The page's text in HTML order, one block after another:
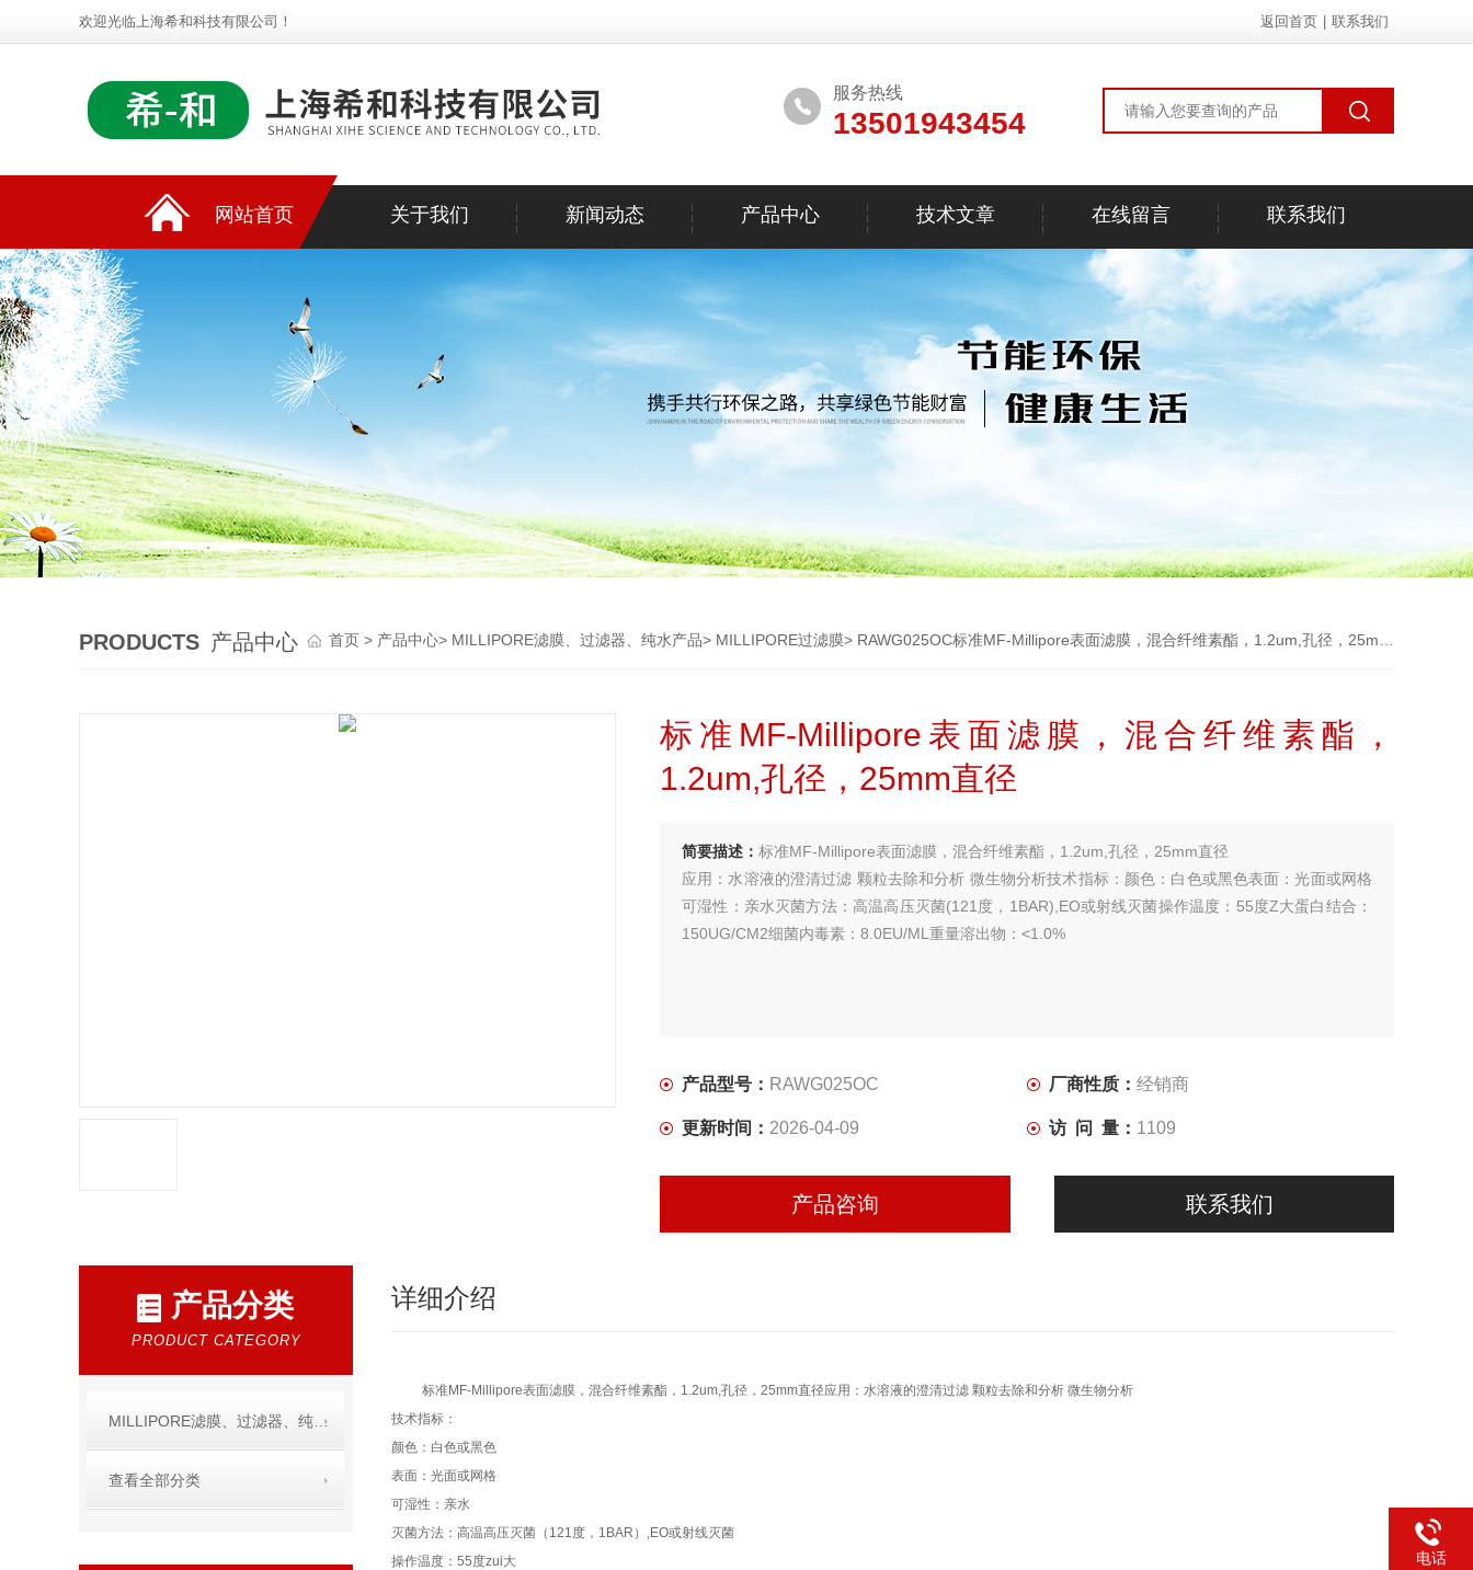
欢迎光临上海希和科技有限公司！ 返回首页 联系我们
服务热线
13501943454
网站首页 关于我们 新闻动态 产品中心 技术文章 在线留言 联系我们
PRODUCTS 产品中心 首页 > 产品中心> MILLIPORE滤膜、过滤器、纯水产品> MILLIPORE过滤膜> RAWG025OC标准MF-Millipore表面滤膜，混合纤维素酯，1.2um,孔径，25mm直径
标准MF-Millipore表面滤膜，混合纤维素酯，
1.2um,孔径，25mm直径
简要描述： 标准MF-Millipore表面滤膜，混合纤维素酯，1.2um,孔径，25mm直径
应用：水溶液的澄清过滤 颗粒去除和分析 微生物分析技术指标：颜色：白色或黑色表面：光面或网格
可湿性：亲水灭菌方法：高温高压灭菌(121度，1BAR),EO或射线灭菌操作温度：55度Z大蛋白结合：
150UG/CM2细菌内毒素：8.0EU/ML重量溶出物：<1.0%
产品型号： RAWG025OC 厂商性质： 经销商
更新时间： 2026-04-09 访 问 量： 1109
产品咨询 联系我们
产品分类
PRODUCT CATEGORY
MILLIPORE滤膜、过滤器、纯水产品
查看全部分类
详细介绍
标准MF-Millipore表面滤膜，混合纤维素酯，1.2um,孔径，25mm直径应用：水溶液的澄清过滤 颗粒去除和分析 微生物分析
技术指标：
颜色：白色或黑色
表面：光面或网格
可湿性：亲水
灭菌方法：高温高压灭菌（121度，1BAR）,EO或射线灭菌
操作温度：55度zui大
电话